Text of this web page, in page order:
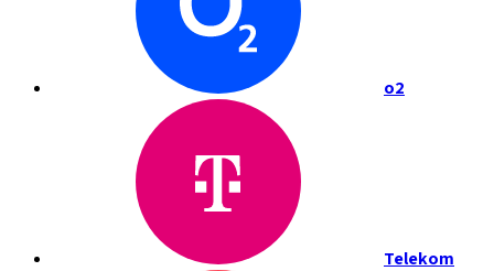
o2
Telekom